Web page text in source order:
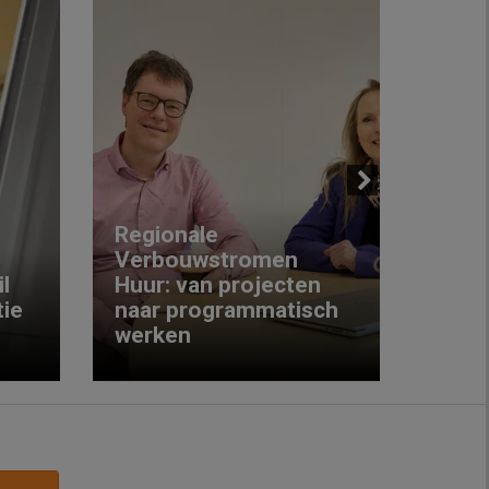
Regionale
Verbouwstromen
Huur: van projecten
naar programmatisch
werken
Next